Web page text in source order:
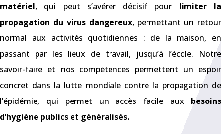
matériel, qui peut s’avérer décisif pour limiter la
propagation du virus dangereux, permettant un retour
normal aux activités quotidiennes : de la maison, en
passant par les lieux de travail, jusqu’à l’école. Notre
savoir-faire et nos compétences permettent un espoir
concret dans la lutte mondiale contre la propagation de
l’épidémie, qui permet un accès facile aux besoins
d’hygiène publics et généralisés.